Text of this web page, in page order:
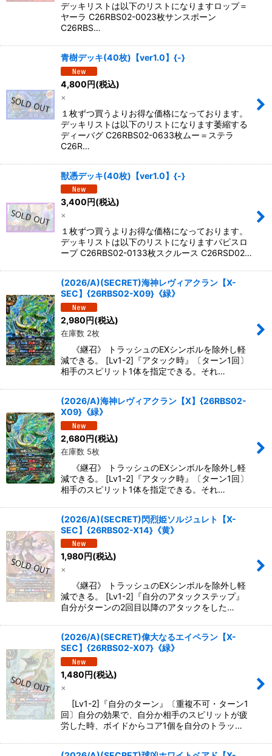
デッキリストは以下のリストになりますロップ＝
ヤーラ C26RBS02-0023枚サンスポーン
C26RBS…
青樹デッキ(40枚)【ver1.0】{-}
4,800円(税込)
×
１枚ずつ買うよりお得な価格になっております。
デッキリストは以下のリストになります萎縮する
ディーバグ C26RBS02-0633枚ムー＝ステラ
C26R…
獣憑デッキ(40枚)【ver1.0】{-}
3,400円(税込)
×
１枚ずつ買うよりお得な価格になっております。
デッキリストは以下のリストになりますパピスロ
ープ C26RBS02-0133枚スクルース C26RSD02…
(2026/A)(SECRET)海神レヴィアクラン【X-
SEC】{26RBS02-X09}《緑》
2,980円(税込)
在庫数 2枚
《継召》 トラッシュのEXシンボルを除外し軽
減できる。 [Lv1-2]『アタック時』〔ターン1回〕
相手のスピリット1体を指定できる。それ…
(2026/A)海神レヴィアクラン【X】{26RBS02-
X09}《緑》
2,680円(税込)
在庫数 5枚
《継召》 トラッシュのEXシンボルを除外し軽
減できる。 [Lv1-2]『アタック時』〔ターン1回〕
相手のスピリット1体を指定できる。それ…
(2026/A)(SECRET)閃烈姫ソルジュレト【X-
SEC】{26RBS02-X14}《黄》
1,980円(税込)
×
《継召》 トラッシュのEXシンボルを除外し軽
減できる。 [Lv1-2]『自分のアタックステップ』
自分がターンの2回目以降のアタックをした…
(2026/A)(SECRET)偉大なるエイペラン【X-
SEC】{26RBS02-X07}《緑》
1,480円(税込)
×
[Lv1-2]『自分のターン』〔重複不可・ターン1
回〕自分の効果で、自分か相手のスピリットが疲
労した時、ボイドからコア1個を自分のトラッ…